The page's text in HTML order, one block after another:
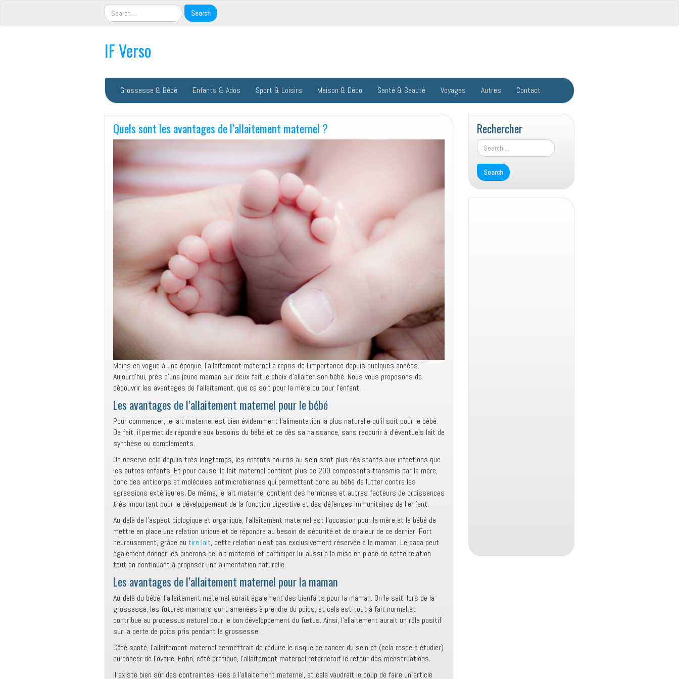
IF Verso
Grossesse & Bébé Enfants & Ados Sport & Loisirs Maison & Déco Santé & Beauté Voyages Autres Contact
Quels sont les avantages de l’allaitement maternel ?
Moins en vogue à une époque, l’allaitement maternel a repris de l’importance depuis quelques années.
Aujourd’hui, près d’une jeune maman sur deux fait le choix d’allaiter son bébé. Nous vous proposons de
découvrir les avantages de l’allaitement, que ce soit pour la mère ou pour l’enfant.
Les avantages de l’allaitement maternel pour le bébé
Pour commencer, le lait maternel est bien évidemment l’alimentation la plus naturelle qu’il soit pour le bébé.
De fait, il permet de répondre aux besoins du bébé et ce dès sa naissance, sans recourir à d’éventuels lait de
synthèse ou compléments.
On observe cela depuis très longtemps, les enfants nourris au sein sont plus résistants aux infections que
les autres enfants. Et pour cause, le lait maternel contient plus de 200 composants transmis par la mère,
donc des anticorps et molécules antimicrobiennes qui permettent donc au bébé de lutter contre les
agressions extérieures. De même, le lait maternel contient des hormones et autres facteurs de croissances
très important pour le développement de la fonction digestive et des défenses immunitaires de l’enfant.
Au-delà de l’aspect biologique et organique, l’allaitement maternel est l’occasion pour la mère et le bébé de
mettre en place une relation unique et de répondre au besoin de sécurité et de chaleur de ce dernier. Fort
heureusement, grâce au tire lait, cette relation n’est pas exclusivement réservée à la maman. Le papa peut
également donner les biberons de lait maternel et participer lui aussi à la mise en place de cette relation
tout en continuant à proposer une alimentation naturelle.
Les avantages de l’allaitement maternel pour la maman
Au-delà du bébé, l’allaitement maternel aurait également des bienfaits pour la maman. On le sait, lors de la
grossesse, les futures mamans sont amenées à prendre du poids, et cela est tout à fait normal et
contribue au processus naturel pour le bon développement du fœtus. Ainsi, l’allaitement aurait un rôle positif
sur la perte de poids pris pendant la grossesse.
Côté santé, l’allaitement maternel permettrait de réduire le risque de cancer du sein et (cela reste à étudier)
du cancer de l’ovaire. Enfin, côté pratique, l’allaitement maternel retarderait le retour des menstruations.
Il existe bien sûr des contraintes liées à l’allaitement maternel, et cela vaudrait le coup de faire un article
Rechercher